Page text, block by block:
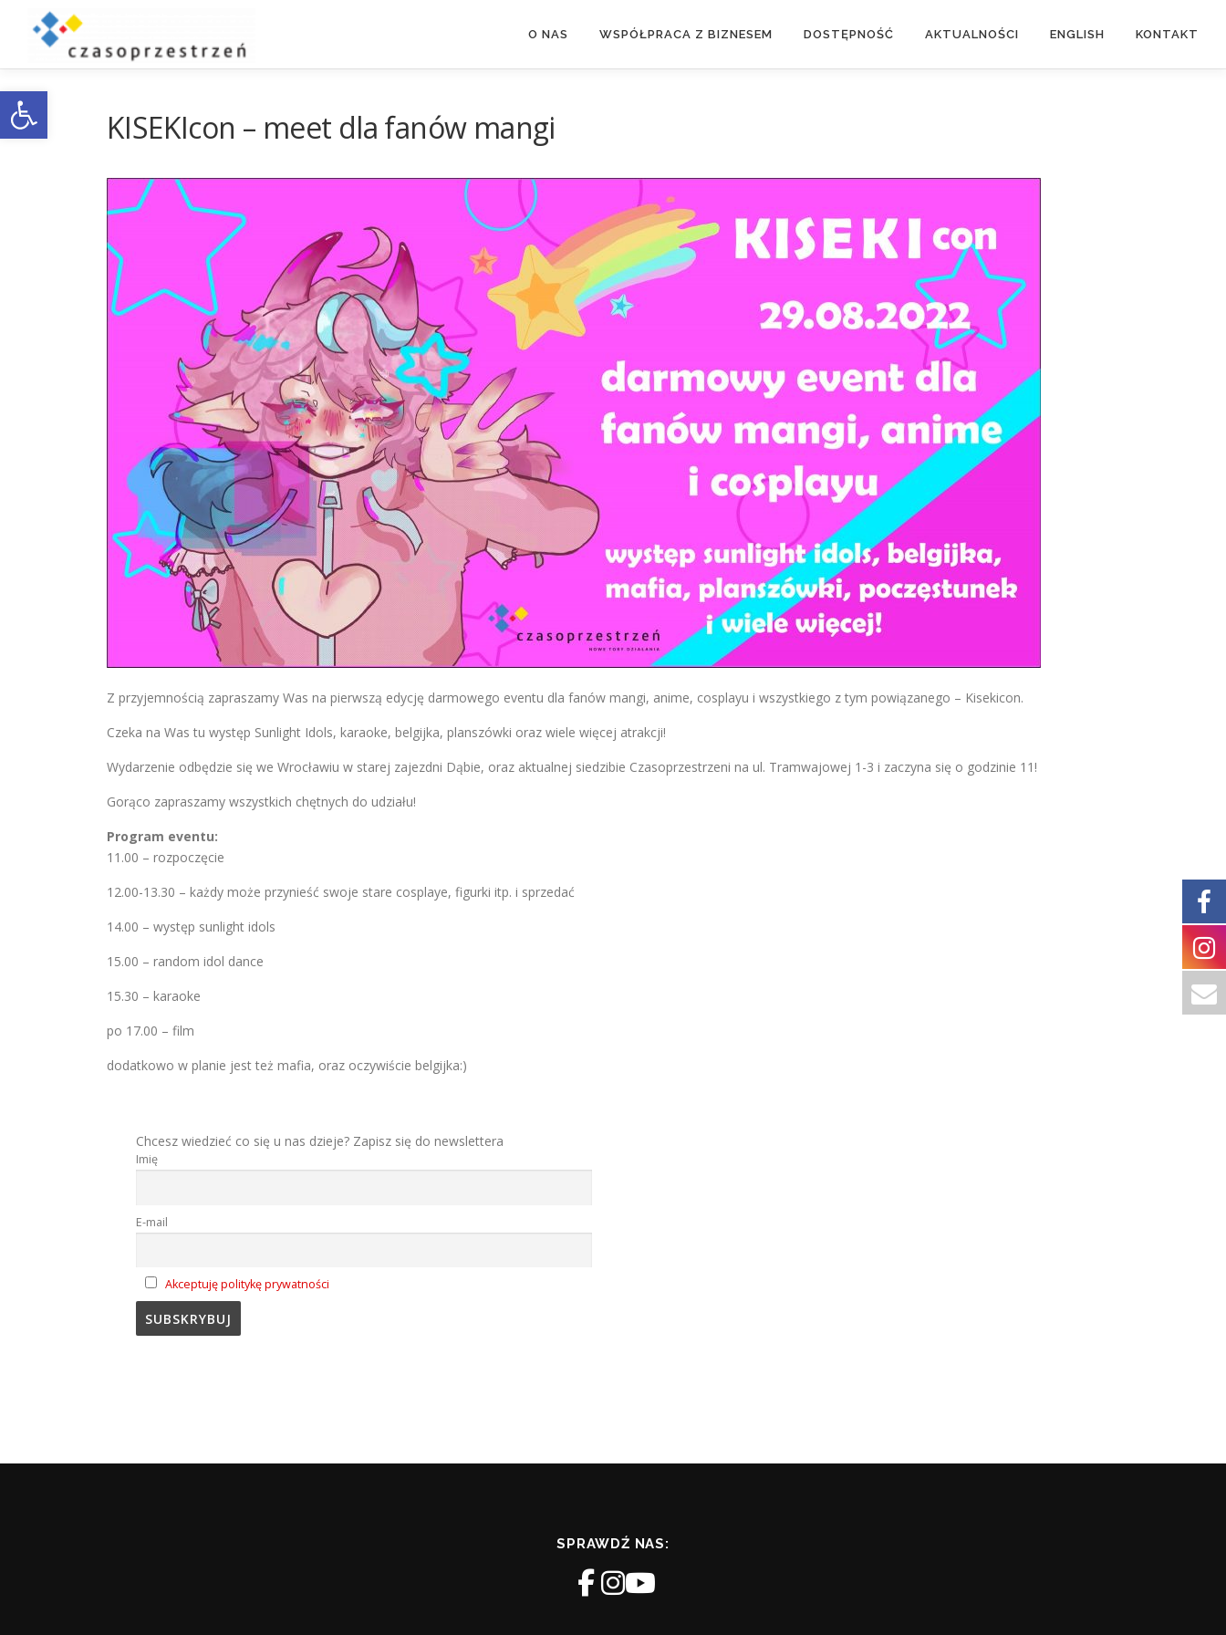
Otwórz pasek narzędzi
O NAS WSPÓŁPRACA Z BIZNESEM DOSTĘPNOŚĆ AKTUALNOŚCI ENGLISH KONTAKT
KISEKIcon – meet dla fanów mangi
Z przyjemnością zapraszamy Was na pierwszą edycję darmowego eventu dla fanów mangi, anime, cosplayu i wszystkiego z tym powiązanego – Kisekicon.
Czeka na Was tu występ Sunlight Idols, karaoke, belgijka, planszówki oraz wiele więcej atrakcji!
Wydarzenie odbędzie się we Wrocławiu w starej zajezdni Dąbie, oraz aktualnej siedzibie Czasoprzestrzeni na ul. Tramwajowej 1-3 i zaczyna się o godzinie 11!
Gorąco zapraszamy wszystkich chętnych do udziału!
Program eventu:
11.00 – rozpoczęcie
12.00-13.30 – każdy może przynieść swoje stare cosplaye, figurki itp. i sprzedać
14.00 – występ sunlight idols
15.00 – random idol dance
15.30 – karaoke
po 17.00 – film
dodatkowo w planie jest też mafia, oraz oczywiście belgijka:)
Chcesz wiedzieć co się u nas dzieje? Zapisz się do newslettera
Imię
E-mail
Akceptuję politykę prywatności
SPRAWDŹ NAS: